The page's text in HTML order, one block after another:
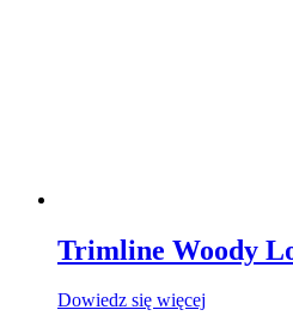
Trimline Woody
Dowiedz się więcej